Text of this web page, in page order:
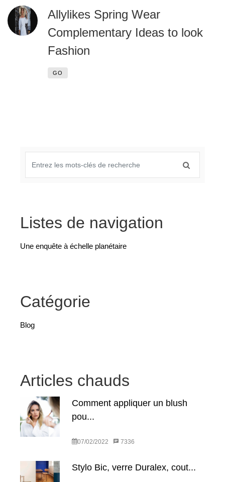
Allylikes Spring Wear
Complementary Ideas to look
Fashion
GO
Listes de navigation
Une enquête à échelle planétaire
Catégorie
Blog
Articles chauds
Comment appliquer un blush
pou...
07/02/2022 7336
Stylo Bic, verre Duralex, cout...